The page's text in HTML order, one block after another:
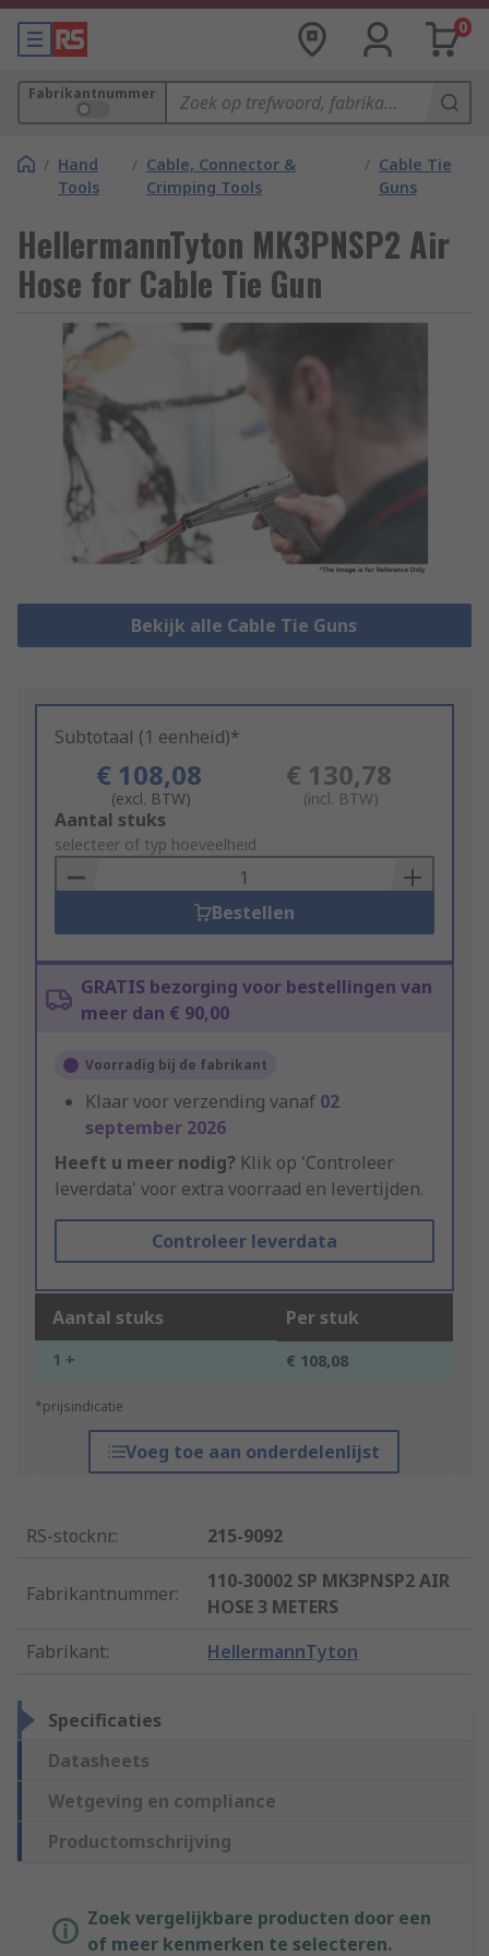
0
Fabrikantnummer
/ Hand
Tools
/ Cable, Connector &
Crimping Tools
/ Cable Tie
Guns
HellermannTyton MK3PNSP2 Air
Hose for Cable Tie Gun
Bekijk alle Cable Tie Guns
Subtotaal (1 eenheid)*
€ 108,08
(excl. BTW)
€ 130,78
(incl. BTW)
Add
to
Basket
Aantal stuks
selecteer of typ hoeveelheid
Bestellen
GRATIS bezorging voor bestellingen van
meer dan € 90,00
Voorradig bij de fabrikant
Klaar voor verzending vanaf 02
september 2026
Heeft u meer nodig? Klik op 'Controleer
leverdata' voor extra voorraad en levertijden.
Controleer leverdata
Aantal stuks Per stuk
1 + € 108,08
*prijsindicatie
Voeg toe aan onderdelenlijst
RS-stocknr.: 215-9092
Fabrikantnummer:
110-30002 SP MK3PNSP2 AIR
HOSE 3 METERS
Fabrikant: HellermannTyton
Specificaties
Datasheets
Wetgeving en compliance
Productomschrijving
Zoek vergelijkbare producten door een
of meer kenmerken te selecteren.